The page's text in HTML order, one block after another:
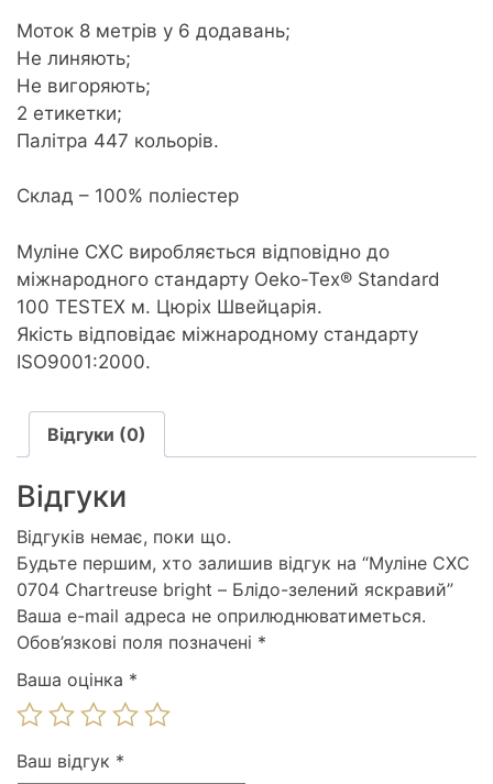
кількість
Моток 8 метрів у 6 додавань;
Не линяють;
Не вигоряють;
2 етикетки;
Палітра 447 кольорів.
Склад – 100% поліестер
Муліне CXC виробляється відповідно до
міжнародного стандарту Oeko-Tex® Standard
100 TESTEX м. Цюріх Швейцарія.
Якість відповідає міжнародному стандарту
ISO9001:2000.
Відгуки (0)
Відгуки
Відгуків немає, поки що.
Будьте першим, хто залишив відгук на “Муліне СХС
0704 Chartreuse bright – Блідо-зелений яскравий”
Ваша e-mail адреса не оприлюднюватиметься.
Обов’язкові поля позначені *
Ваша оцінка *
Ваш відгук *